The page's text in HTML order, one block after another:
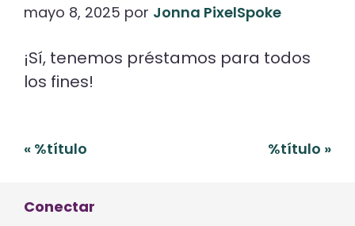
mayo 8, 2025 por Jonna PixelSpoke
¡Sí, tenemos préstamos para todos
los fines!
Navegación
« %título %título »
Conectar